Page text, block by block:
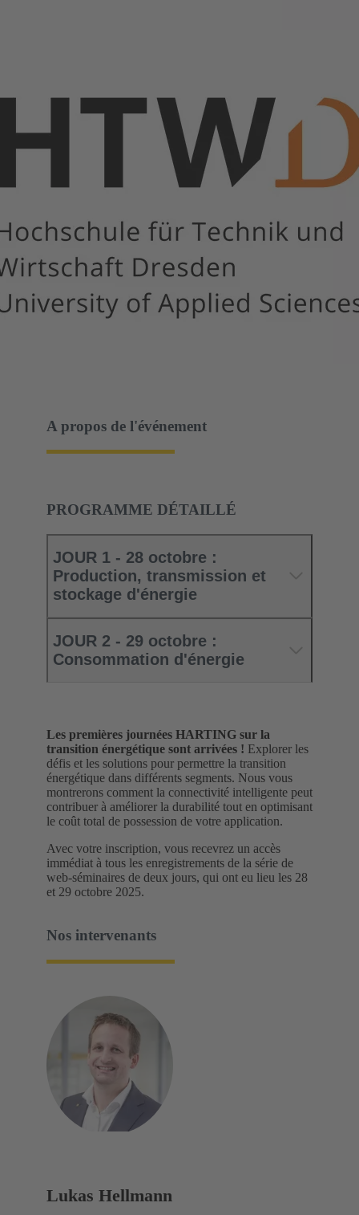
A propos de l'événement
PROGRAMME DÉTAILLÉ
JOUR 1 - 28 octobre :
Production, transmission et
stockage d'énergie
JOUR 2 - 29 octobre :
Consommation d'énergie
Les premières journées HARTING sur la
transition énergétique sont arrivées ! Explorer les
défis et les solutions pour permettre la transition
énergétique dans différents segments. Nous vous
montrerons comment la connectivité intelligente peut
contribuer à améliorer la durabilité tout en optimisant
le coût total de possession de votre application.
Avec votre inscription, vous recevrez un accès
immédiat à tous les enregistrements de la série de
web-séminaires de deux jours, qui ont eu lieu les 28
et 29 octobre 2025.
Nos intervenants
Lukas Hellmann